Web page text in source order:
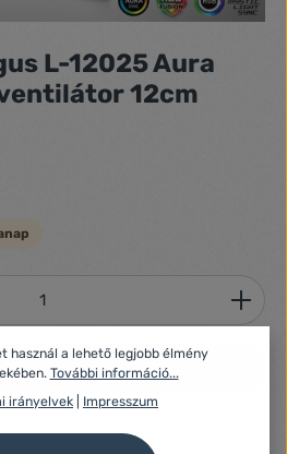
L-12025 Aura
12cm
Adja meg a kívánt
Kosárba
használ a lehető legjobb élmény
További információ...
irányelvek
Impresszum